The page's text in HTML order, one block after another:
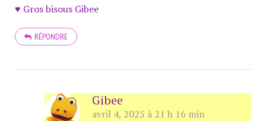
♥ Gros bisous Gibee
RÉPONDRE
Gibee
avril 4, 2025 à 21 h 16 min